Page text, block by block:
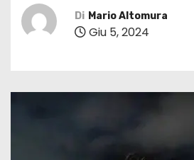
Di Mario Altomura
Giu 5, 2024